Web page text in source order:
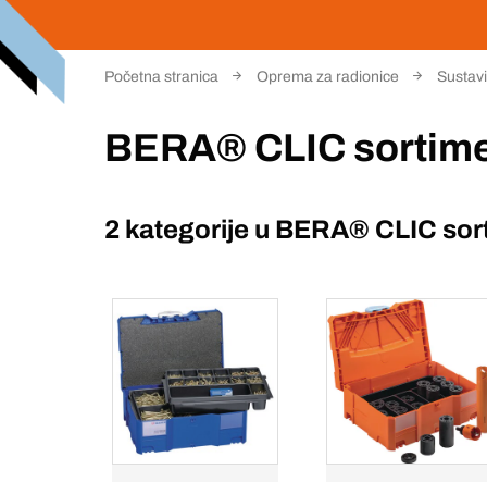
Početna stranica Oprema za radionice
BERA® CLIC
2 kategorije u BERA® CLIC